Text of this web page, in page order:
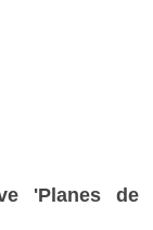
'Planes de